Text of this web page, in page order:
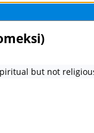
but not